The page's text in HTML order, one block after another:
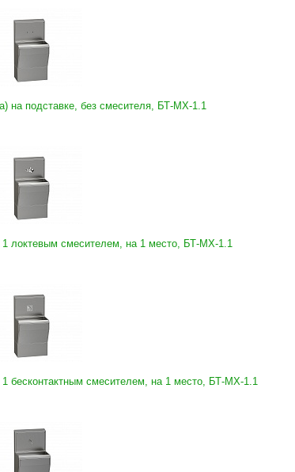
на подставке, без смесителя, БТ-МХ-1.1
1 локтевым смесителем, на 1 место, БТ-МХ-1.1
1 бесконтактным смесителем, на 1 место, БТ-МХ-1.1